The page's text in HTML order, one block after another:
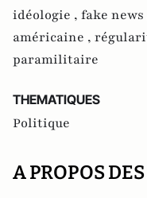
idéologie , fake news
américaine ,
paramilitaire
THEMATIQUES
Politique
A PROPOS